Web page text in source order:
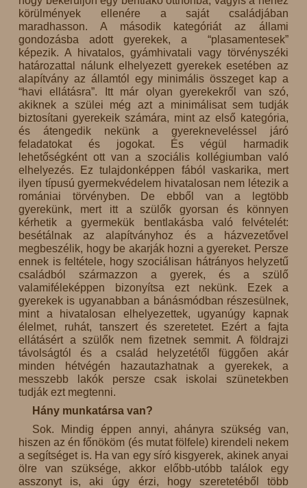
körülmények ellenére a saját családjában
maradhasson. A második kategóriát az állami
gondozásba adott gyerekek, a “plasamentesek”
képezik. A hivatalos, gyámhivatali vagy törvényszéki
határozattal nálunk elhelyezett gyerekek esetében az
alapítvány az államtól egy minimális összeget kap a
“havi ellátásra”. Itt már olyan gyerekekről van szó,
akiknek a szülei még azt a minimálisat sem tudják
biztosítani gyerekeik számára, mint az első kategória,
és átengedik nekünk a gyerekneveléssel járó
feladatokat és jogokat. És végül harmadik
lehetőségként ott van a szociális kollégiumban való
elhelyezés. Ez tulajdonképpen fából vaskarika, mert
ilyen típusú gyermekvédelem hivatalosan nem létezik a
romániai törvényben. De ebből van a legtöbb
gyerekünk, mert itt a szülők gyorsan és könnyen
kérhetik a gyermekük bentlakásba való felvételét:
besétálnak az alapítványhoz és a házvezetővel
megbeszélik, hogy be akarják hozni a gyereket. Persze
ennek is feltétele, hogy szociálisan hátrányos helyzetű
családból származzon a gyerek, és a szülő
valamiféleképpen bizonyítsa ezt nekünk. Ezek a
gyerekek is ugyanabban a bánásmódban részesülnek,
mint a hivatalosan elhelyezettek, ugyanúgy kapnak
élelmet, ruhát, tanszert és szeretetet. Ezért a fajta
ellátásért a szülők nem fizetnek semmit. A földrajzi
távolságtól és a család helyzetétől függően akár
minden hétvégén hazautazhatnak a gyerekek, a
messzebb lakók persze csak iskolai szünetekben
tudják ezt megtenni.
Hány munkatársa van?
Sok. Mindig éppen annyi, ahányra szükség van,
hiszen az én főnököm (és mutat fölfele) kirendeli nekem
a segítséget is. Ha van egy síró kisgyerek, akinek anyai
ölre van szüksége, akkor előbb-utóbb találok egy
asszonyt is, aki úgy érzi, hogy szeretetéből több